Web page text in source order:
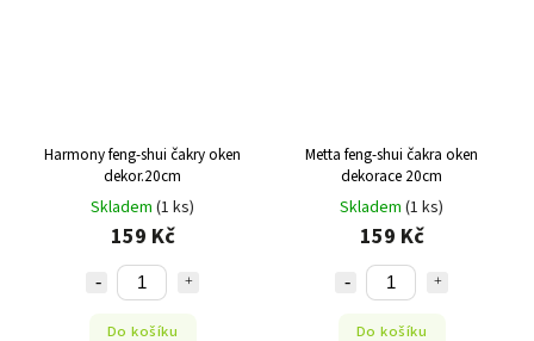
Harmony feng-shui čakry oken
dekor.20cm
Skladem (1 ks)
159 Kč
Do košíku
Metta feng-shui čakra oken
dekorace 20cm
Skladem (1 ks)
159 Kč
Do košíku